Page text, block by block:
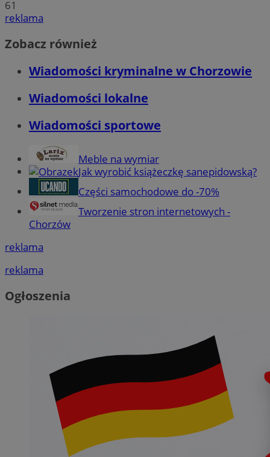
61
reklama
Zobacz również
Wiadomości kryminalne w Chorzowie
Wiadomości lokalne
Wiadomości sportowe
Meble na wymiar
Jak wyrobić książeczkę sanepidowską?
Części samochodowe do -70%
Tworzenie stron internetowych -
Chorzów
reklama
reklama
Ogłoszenia